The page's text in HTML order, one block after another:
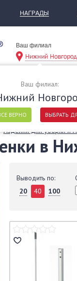
НАГРАДЫ
Ваш филиал
Нижний Новгород
Ваш филиал:
ВЕРНО ВЫБРАТЬ
Изделия для уборки и
в
Выводить по:
20
40 100